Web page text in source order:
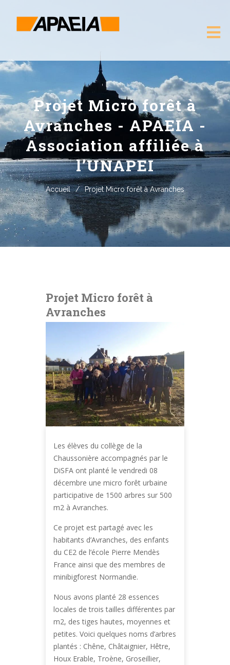
Projet Micro forêt à
Avranches - APAEIA -
Association affiliée à
l’UNAPEI
Accueil / Projet Micro forêt à Avranches
Projet Micro forêt à
Avranches
Les élèves du collège de la
Chaussonière accompagnés par le
DiSFA ont planté le vendredi 08
décembre une micro forêt urbaine
participative de 1500 arbres sur 500
m2 à Avranches.
Ce projet est partagé avec les
habitants d’Avranches, des enfants
du CE2 de l’école Pierre Mendès
France ainsi que des membres de
minibigforest Normandie.
Nous avons planté 28 essences
locales de trois tailles différentes par
m2, des tiges hautes, moyennes et
petites. Voici quelques noms d’arbres
plantés : Chêne, Châtaignier, Hêtre,
Houx Erable, Troène, Groseillier,